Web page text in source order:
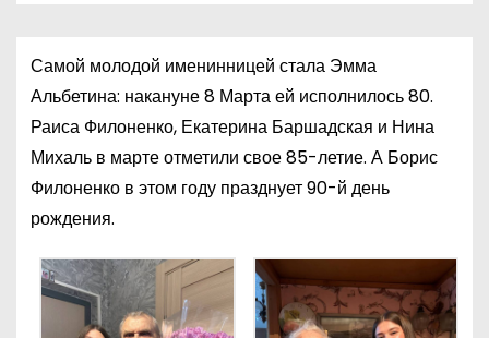
Самой молодой именинницей стала Эмма
Альбетина: накануне 8 Марта ей исполнилось 80.
Раиса Филоненко, Екатерина Баршадская и Нина
Михаль в марте отметили свое 85-летие. А Борис
Филоненко в этом году празднует 90-й день
рождения.